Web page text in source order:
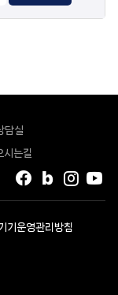
담실
시는길
인스
블로그
페이스북
기운영관리방침